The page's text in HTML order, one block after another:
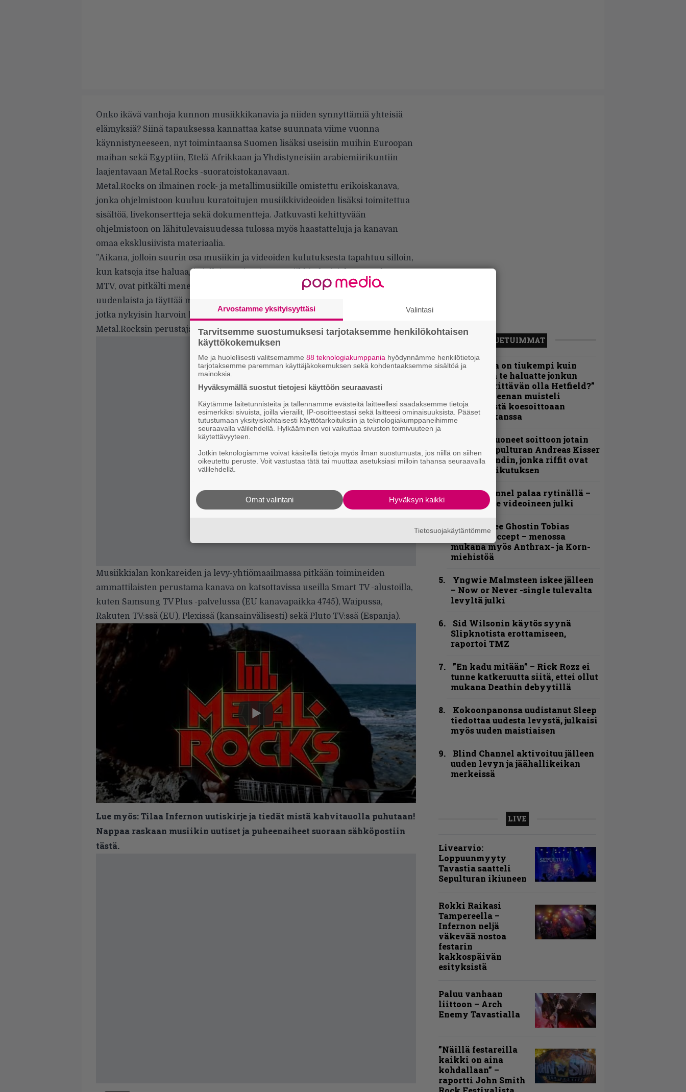
Onko ikävä vanhoja kunnon musiikkikanavia ja niiden synnyttämiä yhteisiä
elämyksiä? Siinä tapauksessa kannattaa katse suunnata viime vuonna
käynnistyneeseen, nyt toimintaansa Suomen lisäksi useisiin muihin Euroopan
maihan sekä Egyptiin, Etelä-Afrikkaan ja Yhdistyneisiin arabiemiirikuntiin
laajentavaan Metal.Rocks -suoratoistokanavaan.
Metal.Rocks on ilmainen rock- ja metallimusiikille omistettu erikoiskanava,
jonka ohjelmistoon kuuluu kuratoitujen musiikkivideoiden lisäksi toimitettua
sisältöä, livekonsertteja sekä dokumentteja. Jatkuvasti kehittyvään
ohjelmistoon on lähitulevaisuudessa tulossa myös haastatteluja ja kanavan
omaa eksklusiivista materiaalia.
”Aikana, jolloin suurin osa musiikin ja videoiden kulutuksesta tapahtuu silloin,
kun katsoja itse haluaa, ja jolloin perinteiset musiikkitelevisiokanavat, kuten
MTV, ovat pitkälti menettäneet merkityksensä, halusimme luoda jotain täysin
uudenlaista ja täyttää markkinoilla olevan aukon. Yhdistimme kaksi maailmaa,
jotka nykyisin harvoin kohtaavat näin tiiviisti: television ja musiikin,” kertoo
Metal.Rocksin perustaja Patrick Walch.
Musiikkialan konkareiden ja levy-yhtiömaailmassa pitkään toimineiden
ammattilaisten perustama kanava on katsottavissa useilla Smart TV -alustoilla,
kuten Samsung TV Plus -palvelussa (EU kanavapaikka 4745), Waipussa,
Rakuten TV:ssä (EU), Plexissä (kansainvälisesti) sekä Pluto TV:ssä (Espanja).
Lue myös:Tilaa Infernon uutiskirje ja tiedät mistä kahvitauolla puhutaan!
Nappaa raskaan musiikin uutiset ja puheenaiheet suoraan sähköpostiin
tästä.
LUETUIMMAT
”Metallica on tiukempi kuin
koskaan ja te haluatte jonkun
nulikan yrittävän olla Hetfield?”
– Pepper Keenan muisteli
ensimmäistä koesoittoaan
hevijätin kanssa
”He ovat tuoneet soittoon jotain
uutta” – Sepulturan Andreas Kisser
nimeää bändin, jonka riffit ovat
tehneet vaikutuksen
Blind Channel palaa rytinällä –
tuplasingle videoineen julki
Näin lähtee Ghostin Tobias
Forgelta Accept – menossa
mukana myös Anthrax- ja Korn-
miehistöä
Yngwie Malmsteen iskee jälleen
– Now or Never -single tulevalta
levyltä julki
Sid Wilsonin käytös syynä
Slipknotista erottamiseen,
raportoi TMZ
”En kadu mitään” – Rick Rozz ei
tunne katkeruutta siitä, ettei ollut
mukana Deathin debyytillä
Kokoonpanonsa uudistanut Sleep
tiedottaa uudesta levystä, julkaisi
myös uuden maistiaisen
Blind Channel aktivoituu jälleen
uuden levyn ja jäähallikeikan
merkeissä
LIVE
Livearvio:
Loppuunmyyty
Tavastia saatteli
Sepulturan ikiuneen
Rokki Raikasi
Tampereella –
Infernon neljä
väkevää nostoa
festarin
kakkospäivän
esityksistä
Paluu vanhaan
liittoon – Arch
Enemy Tavastialla
”Näillä festareilla
kaikki on aina
kohdallaan” –
raportti John Smith
Arvostamme yksityisyyttäsi Valintasi
Tarvitsemme suostumuksesi tarjotaksemme henkilökohtaisen
käyttökokemuksen
Me ja huolellisesti valitsemamme 88 teknologiakumppania hyödynnämme henkilötietoja
tarjotaksemme paremman käyttäjäkokemuksen sekä kohdentaaksemme sisältöä ja
mainoksia.
Hyväksymällä suostut tietojesi käyttöön seuraavasti
Käytämme laitetunnisteita ja tallennamme evästeitä laitteellesi saadaksemme tietoja
esimerkiksi sivuista, joilla vierailit, IP-osoitteestasi sekä laitteesi ominaisuuksista. Pääset
tutustumaan yksityiskohtaisesti käyttötarkoituksiin ja teknologiakumppaneihimme
seuraavalla välilehdellä. Hylkääminen voi vaikuttaa sivuston toimivuuteen ja
käytettävyyteen.
Jotkin teknologiamme voivat käsitellä tietoja myös ilman suostumusta, jos niillä on siihen
oikeutettu peruste. Voit vastustaa tätä tai muuttaa asetuksiasi milloin tahansa seuraavalla
välilehdellä.
Hyväksyn kaikki
Omat valintani
Tietosuojakäytäntömme